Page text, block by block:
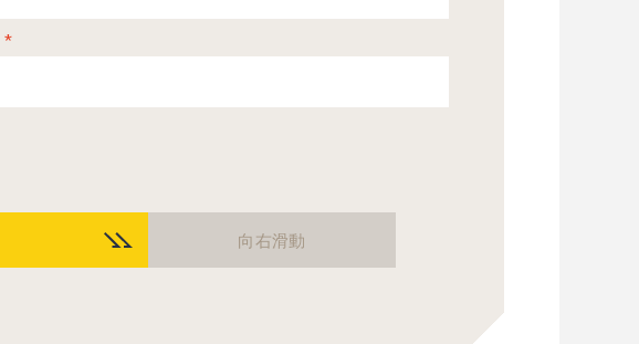
向右滑動